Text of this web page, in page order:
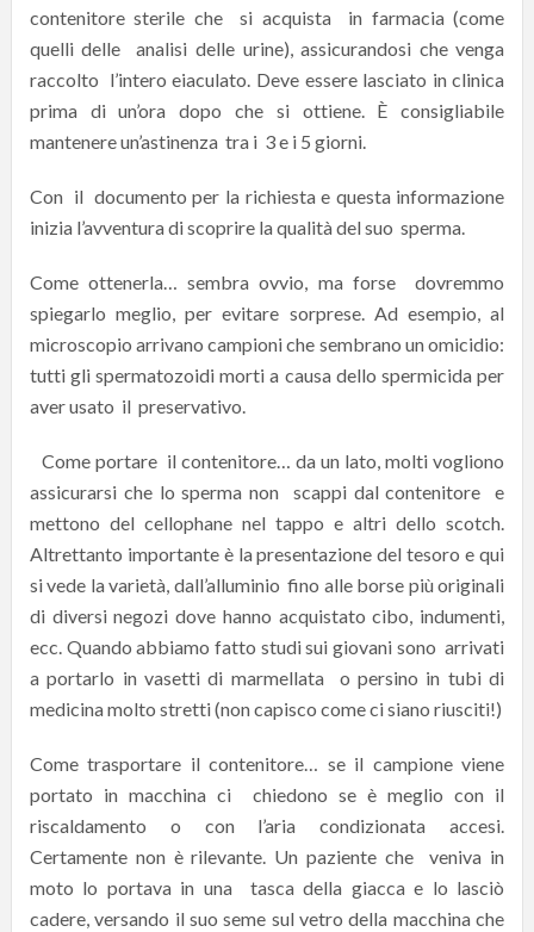
contenitore sterile che si acquista in farmacia (come
quelli delle analisi delle urine), assicurandosi che venga
raccolto l’intero eiaculato. Deve essere lasciato in clinica
prima di un’ora dopo che si ottiene. È consigliabile
mantenere un’astinenza tra i 3 e i 5 giorni.
Con il documento per la richiesta e questa informazione
inizia l’avventura di scoprire la qualità del suo sperma.
Come ottenerla… sembra ovvio, ma forse dovremmo
spiegarlo meglio, per evitare sorprese. Ad esempio, al
microscopio arrivano campioni che sembrano un omicidio:
tutti gli spermatozoidi morti a causa dello spermicida per
aver usato il preservativo.
Come portare il contenitore… da un lato, molti vogliono
assicurarsi che lo sperma non scappi dal contenitore e
mettono del cellophane nel tappo e altri dello scotch.
Altrettanto importante è la presentazione del tesoro e qui
si vede la varietà, dall’alluminio fino alle borse più originali
di diversi negozi dove hanno acquistato cibo, indumenti,
ecc. Quando abbiamo fatto studi sui giovani sono arrivati
a portarlo in vasetti di marmellata o persino in tubi di
medicina molto stretti (non capisco come ci siano riusciti!)
Come trasportare il contenitore… se il campione viene
portato in macchina ci chiedono se è meglio con il
riscaldamento o con l’aria condizionata accesi.
Certamente non è rilevante. Un paziente che veniva in
moto lo portava in una tasca della giacca e lo lasciò
cadere, versando il suo seme sul vetro della macchina che